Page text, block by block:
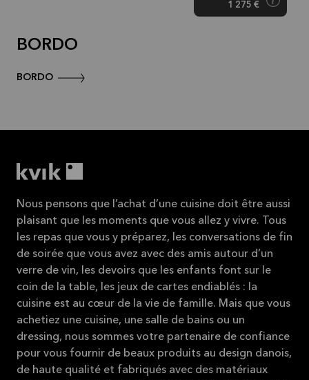
1 275 €
BORDO
BORDO
Nous pensons que l’achat d’une cuisine doit être aussi
plaisant que les moments que vous allez y vivre. Tous
les repas que vous y préparez, les conversations de fin
de soirée que vous avez avec des amis autour d’un
verre de vin, les devoirs que les enfants font sur le
coin de la table, les jeux de cartes endiablés : la
cuisine est au cœur de la vie de famille. Mais que vous
achetiez une cuisine, une salle de bains ou un
dressing, nous sommes votre partenaire de confiance
pour vous fournir de beaux produits au design danois,
de haute qualité et fabriqués avec des matériaux